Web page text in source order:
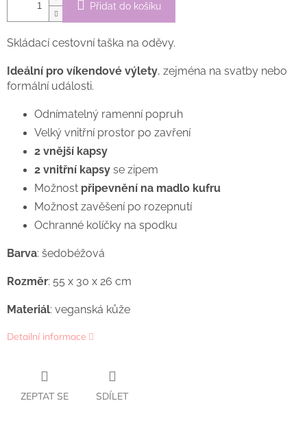
Přidat do košíku
Skládací cestovní taška na oděvy.
Ideální pro víkendové výlety, zejména na svatby nebo
formální události.
Odnímatelný ramenní popruh
Velký vnitřní prostor po zavření
2 vnější kapsy
2 vnitřní kapsy se zipem
Možnost připevnění na madlo kufru
Možnost zavěšení po rozepnutí
Ochranné kolíčky na spodku
Barva: šedobéžová
Rozměr: 55 x 30 x 26 cm
Materiál: veganská kůže
Detailní informace
ZEPTAT SE SDÍLET